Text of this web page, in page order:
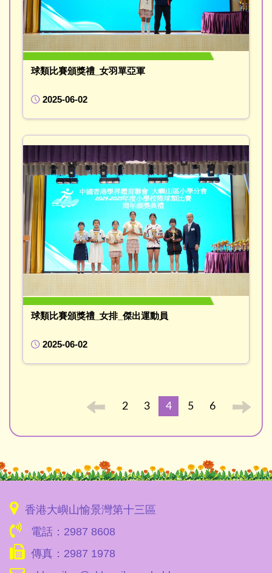
球類比賽頒獎禮_女羽單亞軍
2025-06-02
球類比賽頒獎禮_女排_傑出運動員
2025-06-02
2 3 4 5 6
香港大嶼山愉景灣第十三區
電話：2987 8608
傳真：2987 1978